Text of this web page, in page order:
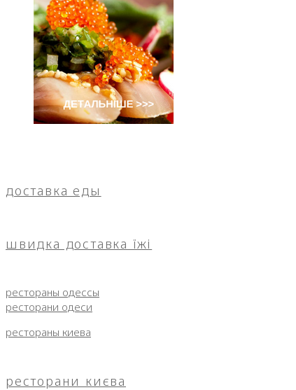
доставка еды
швидка доставка їжі
рестораны одессы
ресторани одеси
рестораны киева
ресторани києва